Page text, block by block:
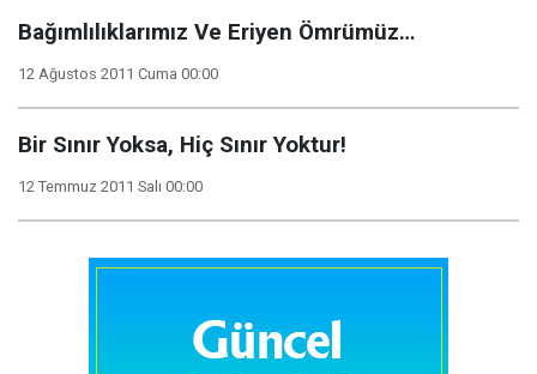
Bağımlılıklarımız Ve Eriyen Ömrümüz…
12 Ağustos 2011 Cuma 00:00
Bir Sınır Yoksa, Hiç Sınır Yoktur!
12 Temmuz 2011 Salı 00:00